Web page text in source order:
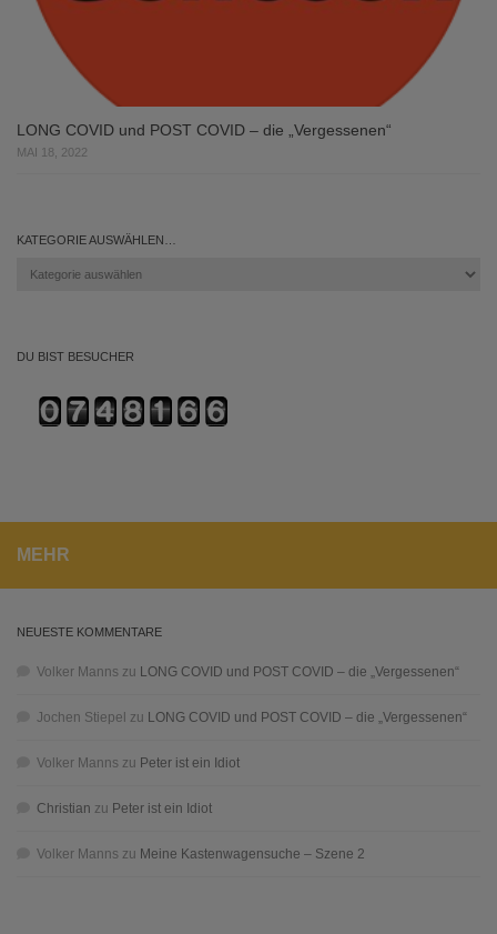
LONG COVID und POST COVID – die „Vergessenen“
MAI 18, 2022
KATEGORIE AUSWÄHLEN…
DU BIST BESUCHER
MEHR
NEUESTE KOMMENTARE
Volker Manns zu LONG COVID und POST COVID – die „Vergessenen“
Jochen Stiepel zu LONG COVID und POST COVID – die „Vergessenen“
Volker Manns zu Peter ist ein Idiot
Christian zu Peter ist ein Idiot
Volker Manns zu Meine Kastenwagensuche – Szene 2